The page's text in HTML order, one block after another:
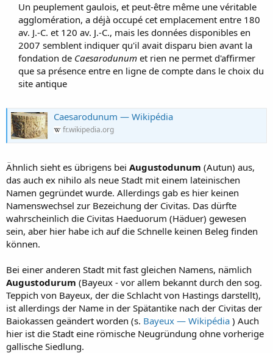
Un peuplement gaulois, et peut-être même une véritable
agglomération, a déjà occupé cet emplacement entre 180
av. J.-C. et 120 av. J.-C., mais les données disponibles en
2007 semblent indiquer qu'il avait disparu bien avant la
fondation de Caesarodunum et rien ne permet d'affirmer
que sa présence entre en ligne de compte dans le choix du
site antique​
Caesarodunum — Wikipédia
fr.wikipedia.org
Ähnlich sieht es übrigens bei Augustodunum (Autun) aus,
das auch ex nihilo als neue Stadt mit einem lateinischen
Namen gegründet wurde. Allerdings gab es hier keinen
Namenswechsel zur Bezeichung der Civitas. Das dürfte
wahrscheinlich die Civitas Haeduorum (Häduer) gewesen
sein, aber hier habe ich auf die Schnelle keinen Beleg finden
können.
Bei einer anderen Stadt mit fast gleichen Namens, nämlich
Augustodurum (Bayeux - vor allem bekannt durch den sog.
Teppich von Bayeux, der die Schlacht von Hastings darstellt),
ist allerdings der Name in der Spätantike nach der Civitas der
Baiokassen geändert worden (s. Bayeux — Wikipédia ) Auch
hier ist die Stadt eine römische Neugründung ohne vorherige
gallische Siedlung.